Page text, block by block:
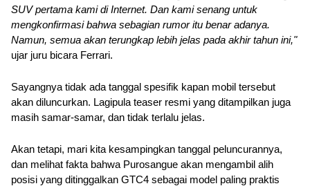
SUV pertama kami di Internet. Dan kami senang untuk
mengkonfirmasi bahwa sebagian rumor itu benar adanya.
Namun, semua akan terungkap lebih jelas pada akhir tahun ini,"
ujar juru bicara Ferrari.
Sayangnya tidak ada tanggal spesifik kapan mobil tersebut
akan diluncurkan. Lagipula teaser resmi yang ditampilkan juga
masih samar-samar, dan tidak terlalu jelas.
Akan tetapi, mari kita kesampingkan tanggal peluncurannya,
dan melihat fakta bahwa Purosangue akan mengambil alih
posisi yang ditinggalkan GTC4 sebagai model paling praktis